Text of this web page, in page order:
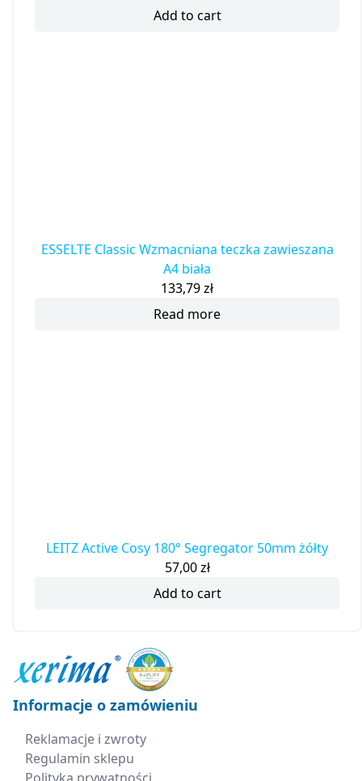
Add to cart
ESSELTE Classic Wzmacniana teczka zawieszana
A4 biała
133,79zł
Read more
LEITZ Active Cosy 180° Segregator 50mm żółty
57,00zł
Add to cart
Informacje o zamówieniu
Reklamacje i zwroty
Regulamin sklepu